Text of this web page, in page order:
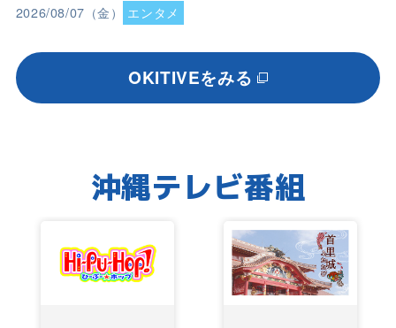
2026/08/07（金） エンタメ
OKITIVEをみる
沖縄テレビ番組